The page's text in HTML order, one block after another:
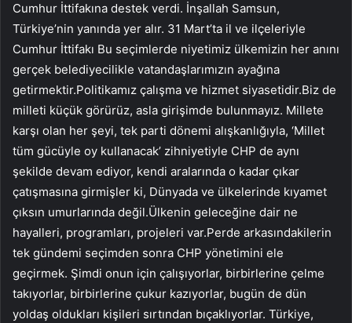
Cumhur İttifakına destek verdi. İnşallah Samsun,
Türkiye’nin yanında yer alır. 31 Mart’ta il ve ilçeleriyle
Cumhur İttifakı Bu seçimlerde niyetimiz ülkemizin her anını
gerçek belediyecilikle vatandaşlarımızın ayağına
getirmektir.Politikamız çalışma ve hizmet siyasetidir.Biz de
milleti küçük görürüz, asla girişimde bulunmayız. Millete
karşı olan her şeyi, tek parti dönemi alışkanlığıyla, ‘Millet
tüm gücüyle oy kullanacak’ zihniyetiyle CHP de aynı
şekilde devam ediyor, kendi aralarında o kadar çıkar
çatışmasına girmişler ki, Dünyada ve ülkelerinde kıyamet
çıksın umurlarında değil.Ülkenin geleceğine dair ne
hayalleri, programları, projeleri var.Perde arkasındakilerin
tek gündemi seçimden sonra CHP yönetimini ele
geçirmek. Şimdi onun için çalışıyorlar, birbirlerine çelme
takıyorlar, birbirlerine çukur kazıyorlar, bugün de dün
yoldaş oldukları kişileri sırtından bıçaklıyorlar. Türkiye,